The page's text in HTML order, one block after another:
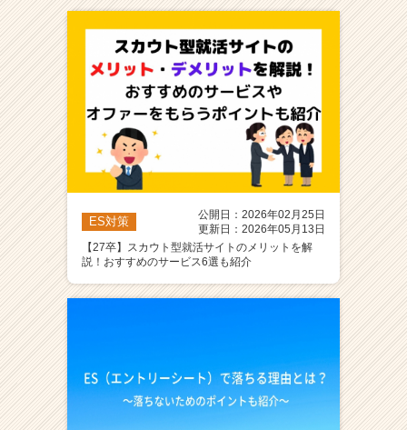
ES対策
公開日：2026年02月25日
更新日：2026年05月13日
【27卒】スカウト型就活サイトのメリットを解
説！おすすめのサービス6選も紹介